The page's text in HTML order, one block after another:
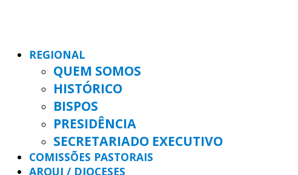
REGIONAL
QUEM SOMOS
HISTÓRICO
BISPOS
PRESIDÊNCIA
SECRETARIADO EXECUTIVO
COMISSÕES PASTORAIS
ARQUI / DIOCESES